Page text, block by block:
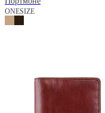
ONESIZE